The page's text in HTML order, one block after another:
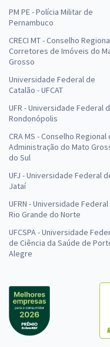
PM PE - Polícia Militar de
Pernambuco
CRECI MT - Conselho
Corretores de Imóveis do
Grosso
Universidade Federal de
Catalão - UFCAT
UFR - Universidade Federal
Rondonópolis
CRA MS - Conselho Regional
Administração do Mato
do Sul
UFJ - Universidade Federal
Jataí
UFRN - Universidade
Rio Grande do Norte
UFCSPA - Universidade
de Ciência da Saúde de
Alegre